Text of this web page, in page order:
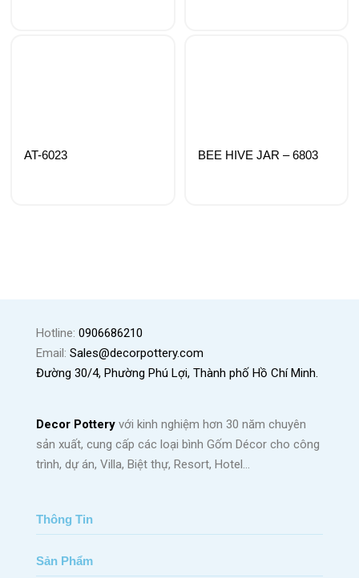
AT-6023 BEE HIVE JAR – 6803
Hotline: 0906686210
Email: Sales@decorpottery.com
Đường 30/4, Phường Phú Lợi, Thành phố Hồ Chí Minh.
Decor Pottery với kinh nghiệm hơn 30 năm chuyên
sản xuất, cung cấp các loại bình Gốm Décor cho công
trình, dự án, Villa, Biệt thự, Resort, Hotel…
Thông Tin
Trang Chủ
Sản Phẩm